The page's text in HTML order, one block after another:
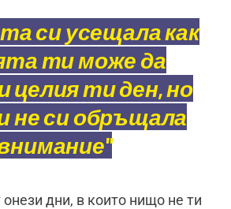
си усещала как
ти може да
целия ти ден, но
не си обръщала
дни, в които нищо не ти